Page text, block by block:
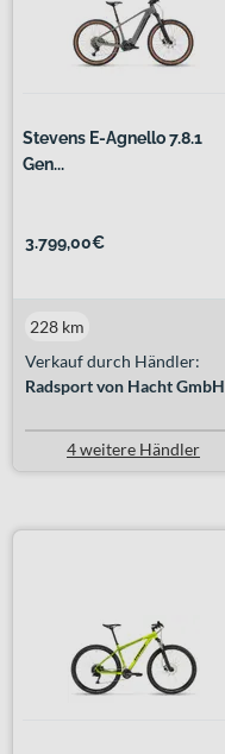
Stevens E-Agnello 7.8.1
Gen...
3.799,00€
Verkauf durch Händler:
Radsport von Hacht GmbH
228 km
4 weitere Händler